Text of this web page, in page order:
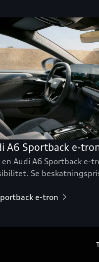
A6 Sportback e-
en Audi A6 Sportback e-
Se
e-tron